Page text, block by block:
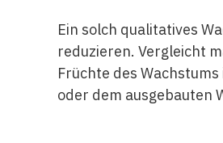
Ein solch qualitatives
reduzieren. Vergleicht
Früchte des
oder dem ausgebauten